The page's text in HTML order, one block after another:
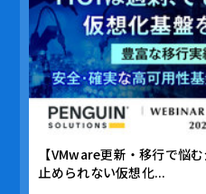
【VMware更新・移行で悩
止められない仮想化...